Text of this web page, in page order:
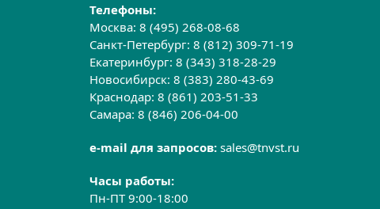
Телефоны:
Москва:8 (495) 268-08-68
Санкт-Петербург:8 (812) 309-71-19
Екатеринбург:8 (343) 318-28-29
Новосибирск:8 (383) 280-43-69
Краснодар:8 (861) 203-51-33
Самара:8 (846) 206-04-00
e-mail для запросов:sales@tnvst.ru
Часы работы:
Пн-ПТ 9:00-18:00